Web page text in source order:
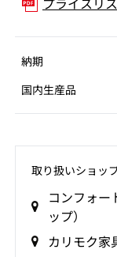
納期
国内生産品
取り扱いショッ
コンフォー
ップ）
カリモク家